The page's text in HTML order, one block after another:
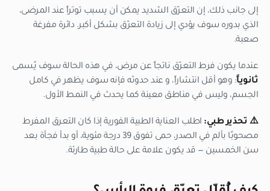
إلى جانب ذلك، إن التعرّق الشديد يمكن أن يسبب توتراً عند المرضى،
الذي بدوره سوف يؤدي إلى زيادة التعرّق بشكل أكبر. دائرة مفرغة
صعبة.
عندما يكون فرط التعرّق ناتجاً عن مرض، في هذه الحالة سوف يُسمى
ثانوياً: وهو أقل انتشاراً، و عند حدوثه فإنه سوف يظهر في كامل
الجسم، وليس في مناطق معينة كما يحدث في النمط الأول.
⚠️ تحذير طبي: اطلب العناية الطبية الفورية إذا كان التعرق المفرط
مصحوبًا بألم في الصدر، حمى تفوق 39 درجة مئوية، أو بدأ فجأة بعد
سن الخمسين — قد يكون علامة على حالة طبية طارئة.